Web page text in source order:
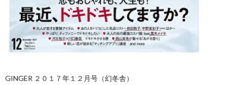
GINGER ２０１７年１２月号（幻冬舎）